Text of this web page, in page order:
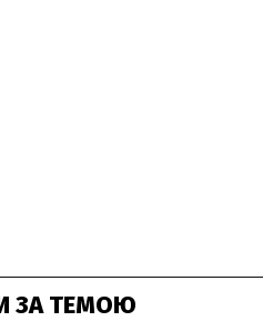
ЗА ТЕМОЮ